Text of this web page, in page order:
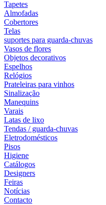
Tapetes
Almofadas
Cobertores
Telas
suportes para guarda-chuvas
Vasos de flores
Objetos decorativos
Espelhos
Relógios
Prateleiras para vinhos
Sinalização
Manequins
Varais
Latas de lixo
Tendas / guarda-chuvas
Eletrodomésticos
Pisos
Higiene
Catálogos
Designers
Feiras
Notícias
Contacto